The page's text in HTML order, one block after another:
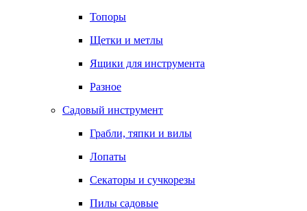
Топоры
Щетки и метлы
Ящики для инструмента
Разное
Садовый инструмент
Грабли, тяпки и вилы
Лопаты
Секаторы и сучкорезы
Пилы садовые